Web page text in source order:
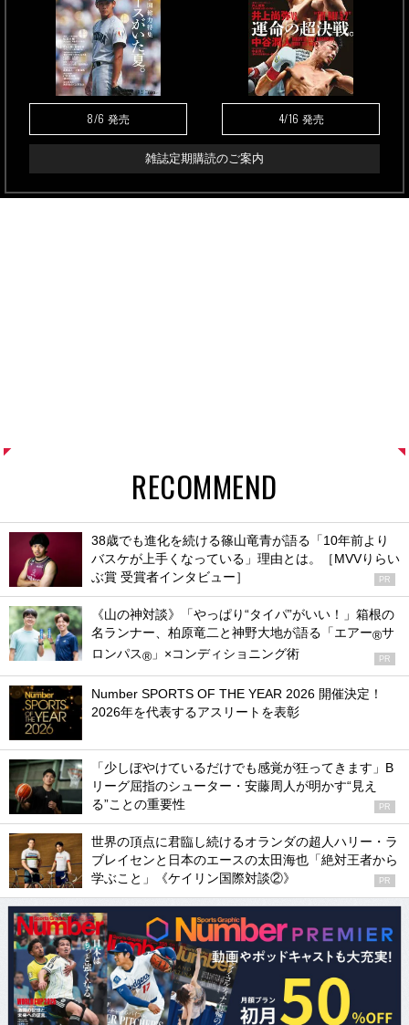
8/6 発売 4/16 発売
雑誌定期購読のご案内
RECOMMEND
38歳でも進化を続ける篠山竜青が語る「10年前より
バスケが上手くなっている」理由とは。［MVVりらい
ぶ賞 受賞者インタビュー］
PR
《山の神対談》「やっぱり“タイパ”がいい！」箱根の
名ランナー、柏原竜二と神野大地が語る「エアー®サ
ロンパス® 」×コンディショニング術 PR
Number SPORTS OF THE YEAR 2026 開催決定！
2026年を代表するアスリートを表彰
「少しぼやけているだけでも感覚が狂ってきます」B
リーグ屈指のシューター・安藤周人が明かす“見え
る”ことの重要性
PR
世界の頂点に君臨し続けるオランダの超人ハリー・ラ
ブレイセンと日本のエースの太田海也「絶対王者から
学ぶこと」《ケイリン国際対談②》
PR